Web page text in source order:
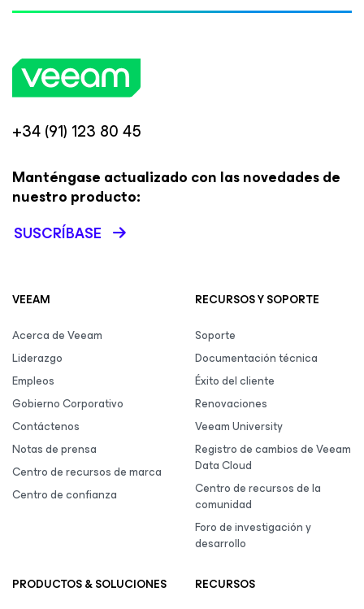
+34 (91) 123 80 45
Manténgase actualizado con las novedades de
nuestro producto:
SUSCRÍBASE
VEEAM
Acerca de Veeam
Liderazgo
Empleos
Gobierno Corporativo
Contáctenos
Notas de prensa
Centro de recursos de marca
Centro de confianza
RECURSOS Y SOPORTE
Soporte
Documentación técnica
Éxito del cliente
Renovaciones
Veeam University
Registro de cambios de Veeam
Data Cloud
Centro de recursos de la
comunidad
Foro de investigación y
desarrollo
PRODUCTOS & SOLUCIONES
RECURSOS